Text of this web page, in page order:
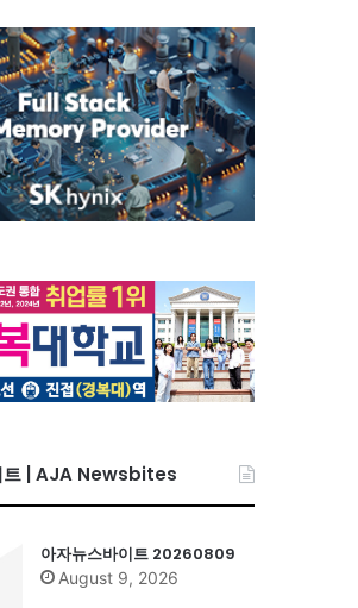
트 | AJA Newsbites
아자뉴스바이트 20260809
August 9, 2026